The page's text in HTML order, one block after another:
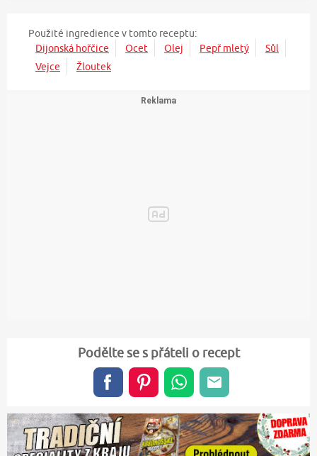
Použité ingredience v tomto receptu:
Dijonská hořčice
Ocet Olej Pepř mletý
Sůl
Vejce
Žloutek
Podělte se s přáteli o recept